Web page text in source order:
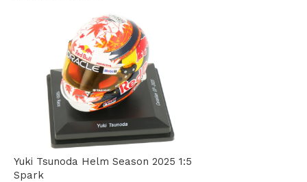
Yuki Tsunoda Helm Season 2025 1:5
Spark